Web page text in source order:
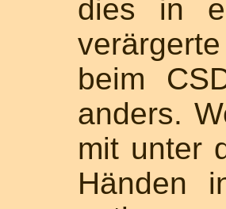
dies in
beim
anders.
mit unter
Händen